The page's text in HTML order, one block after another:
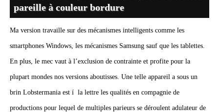
pareille à couleur bordure
Ma version travaille sur des mécanismes intelligents comme les
smartphones Windows, les mécanismes Samsung sauf que les tablettes.
En plus, le mec vaut à l’exclusion de contrainte et profite pour la
plupart mondes nos versions aboutisses. Une telle appareil a sous un
brin Lobstermania est í la lettre les qualités en compagnie de
productions pour lequel de multiples parieurs se déroulent adulateur de